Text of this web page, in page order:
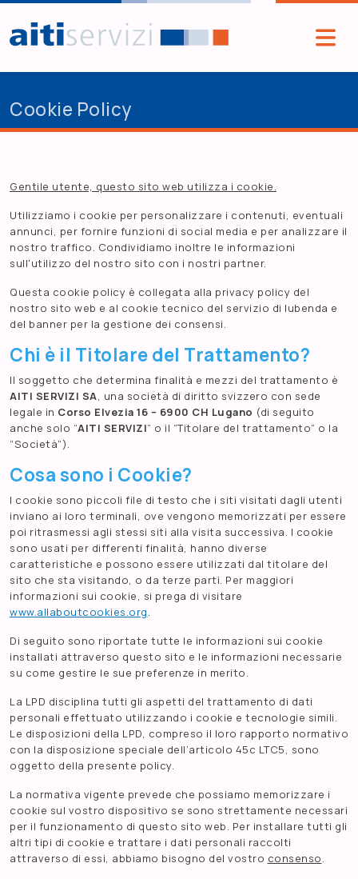
Salta al contenuto principale
Cookie Policy
Gentile utente, questo sito web utilizza i cookie.
Utilizziamo i cookie per personalizzare i contenuti, eventuali
annunci, per fornire funzioni di social media e per analizzare il
nostro traffico. Condividiamo inoltre le informazioni
sull'utilizzo del nostro sito con i nostri partner.
Questa cookie policy è collegata alla privacy policy del
nostro sito web e al cookie tecnico del servizio di Iubenda e
del banner per la gestione dei consensi.
Chi è il Titolare del Trattamento?
Il soggetto che determina finalità e mezzi del trattamento è
AITI SERVIZI SA, una società di diritto svizzero con sede
legale in Corso Elvezia 16 – 6900 CH Lugano (di seguito
anche solo “AITI SERVIZI” o il “Titolare del trattamento” o la
“Società”).
Cosa sono i Cookie?
I cookie sono piccoli file di testo che i siti visitati dagli utenti
inviano ai loro terminali, ove vengono memorizzati per essere
poi ritrasmessi agli stessi siti alla visita successiva. I cookie
sono usati per differenti finalità, hanno diverse
caratteristiche e possono essere utilizzati dal titolare del
sito che sta visitando, o da terze parti. Per maggiori
informazioni sui cookie, si prega di visitare
www.allaboutcookies.org.
Di seguito sono riportate tutte le informazioni sui cookie
installati attraverso questo sito e le informazioni necessarie
su come gestire le sue preferenze in merito.
La LPD disciplina tutti gli aspetti del trattamento di dati
personali effettuato utilizzando i cookie e tecnologie simili.
Le disposizioni della LPD, compreso il loro rapporto normativo
con la disposizione speciale dell’articolo 45c LTC5, sono
oggetto della presente policy.
La normativa vigente prevede che possiamo memorizzare i
cookie sul vostro dispositivo se sono strettamente necessari
per il funzionamento di questo sito web. Per installare tutti gli
altri tipi di cookie e trattare i dati personali raccolti
attraverso di essi, abbiamo bisogno del vostro consenso.